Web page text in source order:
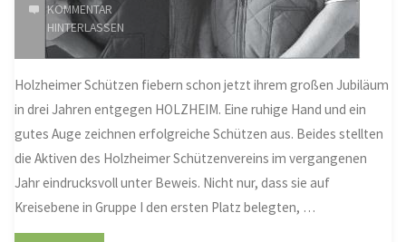
KOMMENTAR
HINTERLASSEN
Holzheimer Schützen fiebern schon jetzt ihrem großen Jubiläum
in drei Jahren entgegen HOLZHEIM. Eine ruhige Hand und ein
gutes Auge zeichnen erfolgreiche Schützen aus. Beides stellten
die Aktiven des Holzheimer Schützenvereins im vergangenen
Jahr eindrucksvoll unter Beweis. Nicht nur, dass sie auf
Kreisebene in Gruppe I den ersten Platz belegten, …